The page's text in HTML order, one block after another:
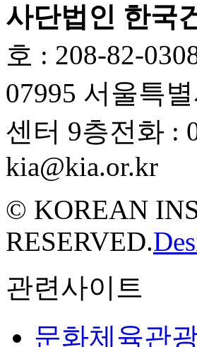
사단법인 한국
호 : 208-82-
07995 서울특
센터 9층전화 :
kia@kia.or.kr
© KOREAN
RESERVED.
관련사이트
문화체육관